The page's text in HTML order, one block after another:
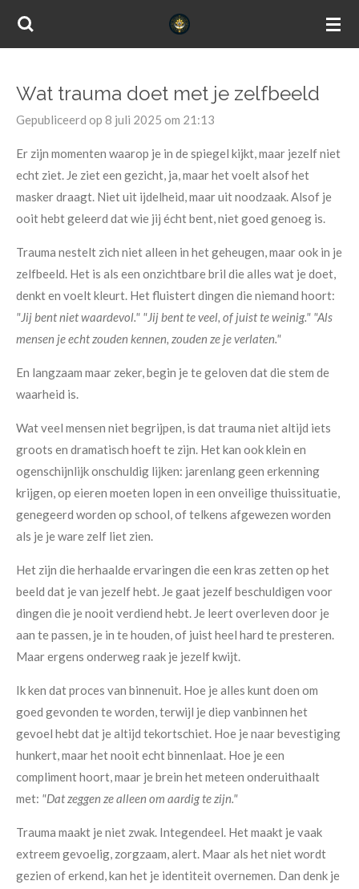
Ga
hoofdinhoud
Wat trauma doet met je zelfbeeld
Gepubliceerd op 8 juli 2025 om 21:13
Er zijn momenten waarop je in de spiegel kijkt, maar jezelf niet
echt ziet. Je ziet een gezicht, ja, maar het voelt alsof het
masker draagt. Niet uit ijdelheid, maar uit noodzaak. Alsof je
ooit hebt geleerd dat wie jij écht bent, niet goed genoeg is.
Trauma nestelt zich niet alleen in het geheugen, maar ook in je
zelfbeeld. Het is als een onzichtbare bril die alles wat je doet,
denkt en voelt kleurt. Het fluistert dingen die niemand hoort:
"Jij bent niet waardevol." "Jij bent te veel, of juist te weinig." "Als
mensen je echt zouden kennen, zouden ze je verlaten."
En langzaam maar zeker, begin je te geloven dat die stem de
waarheid is.
Wat veel mensen niet begrijpen, is dat trauma niet altijd iets
groots en dramatisch hoeft te zijn. Het kan ook klein en
ogenschijnlijk onschuldig lijken: jarenlang geen erkenning
krijgen, op eieren moeten lopen in een onveilige thuissituatie,
genegeerd worden op school, of telkens afgewezen worden
als je je ware zelf liet zien.
Het zijn die herhaalde ervaringen die een kras zetten op het
beeld dat je van jezelf hebt. Je gaat jezelf beschuldigen voor
dingen die je nooit verdiend hebt. Je leert overleven door je
aan te passen, je in te houden, of juist heel hard te presteren.
Maar ergens onderweg raak je jezelf kwijt.
Ik ken dat proces van binnenuit. Hoe je alles kunt doen om
goed gevonden te worden, terwijl je diep vanbinnen het
gevoel hebt dat je altijd tekortschiet. Hoe je naar bevestiging
hunkert, maar het nooit echt binnenlaat. Hoe je een
compliment hoort, maar je brein het meteen onderuithaalt
met: "Dat zeggen ze alleen om aardig te zijn."
Trauma maakt je niet zwak. Integendeel. Het maakt je vaak
extreem gevoelig, zorgzaam, alert. Maar als het niet wordt
gezien of erkend, kan het je identiteit overnemen. Dan denk je